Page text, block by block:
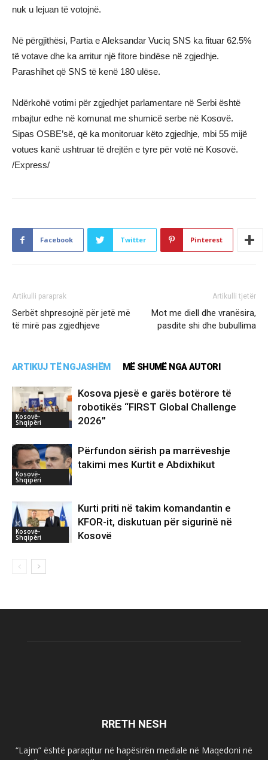
nuk u lejuan të votojnë.
Në përgjithësi, Partia e Aleksandar Vuciq SNS ka fituar 62.5%
të votave dhe ka arritur një fitore bindëse në zgjedhje.
Parashihet që SNS të kenë 180 ulëse.
Ndërkohë votimi për zgjedhjet parlamentare në Serbi është
mbajtur edhe në komunat me shumicë serbe në Kosovë.
Sipas OSBE’së, që ka monitoruar këto zgjedhje, mbi 55 mijë
votues kanë ushtruar të drejtën e tyre për votë në Kosovë.
/Express/
Facebook Twitter Pinterest
Artikulli paraprak
Serbët shpresojnë për jetë më
të mirë pas zgjedhjeve
Artikulli tjetër
Mot me diell dhe vranësira,
pasdite shi dhe bubullima
ARTIKUJ TË NGJASHËM MË SHUMË NGA AUTORI
Kosovë-
Shqipëri
Kosova pjesë e garës botërore të
robotikës “FIRST Global Challenge
2026”
Kosovë-
Shqipëri
Përfundon sërish pa marrëveshje
takimi mes Kurtit e Abdixhikut
Kosovë-
Shqipëri
Kurti priti në takim komandantin e
KFOR-it, diskutuan për sigurinë në
Kosovë
RRETH NESH
“Lajm” është paraqitur në hapësirën mediale në Maqedoni në